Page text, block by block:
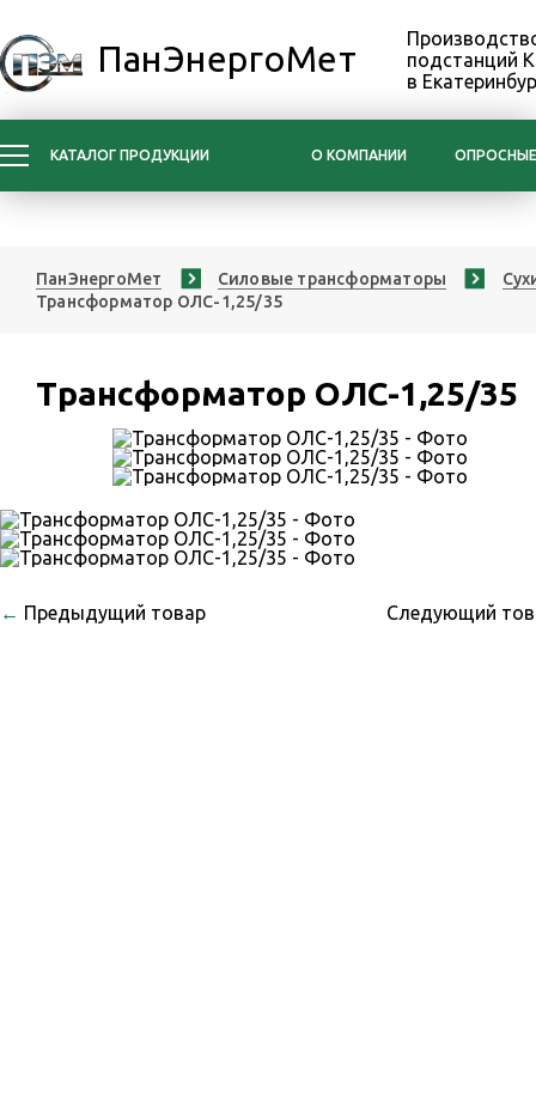
ПанЭнергоМет
подстанций
в
КАТАЛОГ ПРОДУКЦИИ О КОМПАНИИ
ПанЭнергоМет Силовые трансформаторы
Трансформатор ОЛС-1,25/35
Трансформатор ОЛС-1,25/35
← Предыдущий товар Следующий